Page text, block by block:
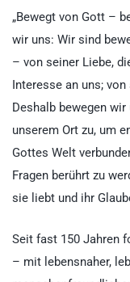
„Bewegt von Gott –
wir uns: Wir sind
– von seiner Liebe,
Interesse an uns;
Deshalb bewegen
unserem Ort zu, um
Gottes Welt
Fragen berührt zu
sie liebt und ihr
Seit fast 150 Jahren
– mit lebensnaher,